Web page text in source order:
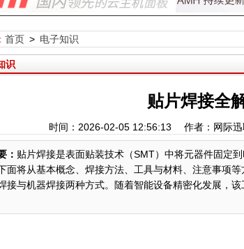
首页> 电子知识
识
贴片焊接全
时间：2026-02-05 12:56:13 作者：网际
： 贴片焊接是表面贴装技术（SMT）中将元器件固定
面将从基本概念、焊接方法、工具与材料、注意事项
接与机器焊接两种方式。随着智能设备精密化发展，